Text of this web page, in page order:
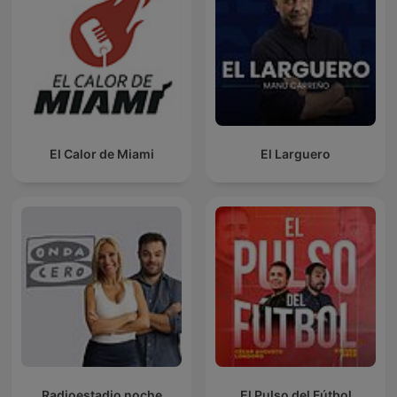
El Calor de Miami El Larguero